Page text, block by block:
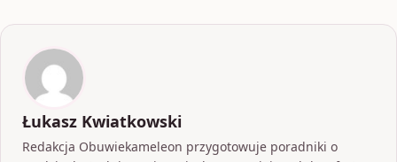
Łukasz Kwiatkowski
Redakcja Obuwiekameleon przygotowuje poradniki o